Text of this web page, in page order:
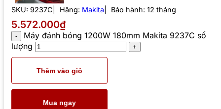
SKU: 9237C Hãng: Makita Bảo hành: 12 tháng
5.572.000₫
Máy đánh bóng 1200W 180mm Makita 9237C số
lượng
Thêm vào giỏ
Mua ngay